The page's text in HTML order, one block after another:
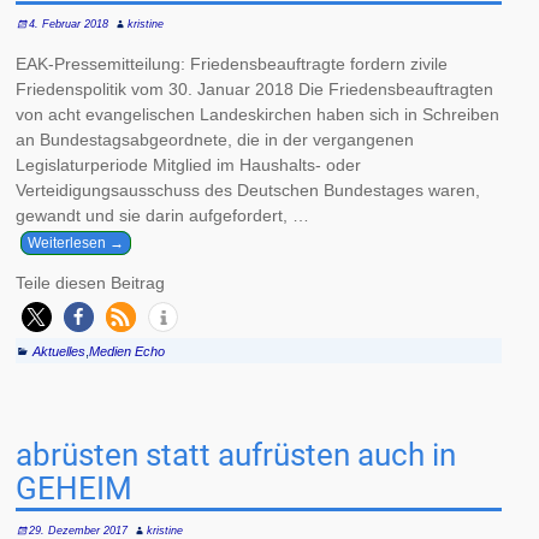
4. Februar 2018 kristine
EAK-Pressemitteilung: Friedensbeauftragte fordern zivile
Friedenspolitik vom 30. Januar 2018 Die Friedensbeauftragten
von acht evangelischen Landeskirchen haben sich in Schreiben
an Bundestagsabgeordnete, die in der vergangenen
Legislaturperiode Mitglied im Haushalts- oder
Verteidigungsausschuss des Deutschen Bundestages waren,
gewandt und sie darin aufgefordert,
Weiterlesen →
Teile diesen Beitrag
Aktuelles, Medien Echo
abrüsten statt aufrüsten auch in
GEHEIM
29. Dezember 2017 kristine